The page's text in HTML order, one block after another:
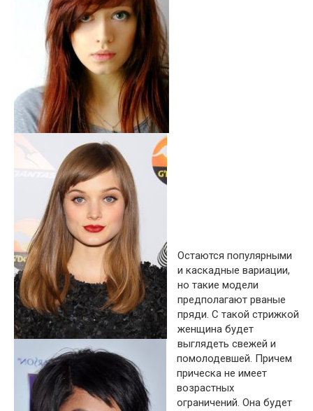
Остаются популярными
и каскадные вариации,
но такие модели
предполагают рваные
пряди. С такой стрижкой
женщина будет
выглядеть свежей и
помолодевшей. Причем
прическа не имеет
возрастных
ограничений. Она будет